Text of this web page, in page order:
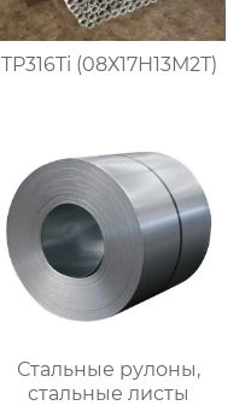
TP316Ti (08Х17Н13М2Т)
Стальные рулоны,
стальные листы